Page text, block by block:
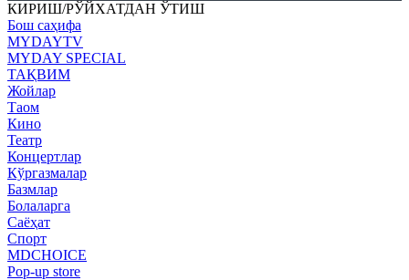
КИРИШ/РЎЙХАТДАН ЎТИШ
Бош саҳифа
MYDAYTV
MYDAY SPECIAL
ТАҚВИМ
Жойлар
Таом
Кино
Театр
Концертлар
Кўргазмалар
Базмлар
Болаларга
Саёҳат
Спорт
MDCHOICE
Pop-up store